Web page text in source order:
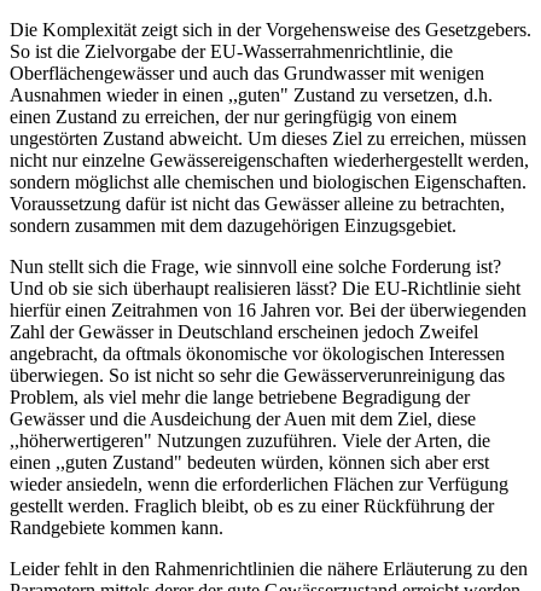
Die Komplexität zeigt sich in der Vorgehensweise des Gesetzgebers.
So ist die Zielvorgabe der EU-Wasserrahmenrichtlinie, die
Oberflächengewässer und auch das Grundwasser mit wenigen
Ausnahmen wieder in einen ,,guten" Zustand zu versetzen, d.h.
einen Zustand zu erreichen, der nur geringfügig von einem
ungestörten Zustand abweicht. Um dieses Ziel zu erreichen, müssen
nicht nur einzelne Gewässereigenschaften wiederhergestellt werden,
sondern möglichst alle chemischen und biologischen Eigenschaften.
Voraussetzung dafür ist nicht das Gewässer alleine zu betrachten,
sondern zusammen mit dem dazugehörigen Einzugsgebiet.
Nun stellt sich die Frage, wie sinnvoll eine solche Forderung ist?
Und ob sie sich überhaupt realisieren lässt? Die EU-Richtlinie sieht
hierfür einen Zeitrahmen von 16 Jahren vor. Bei der überwiegenden
Zahl der Gewässer in Deutschland erscheinen jedoch Zweifel
angebracht, da oftmals ökonomische vor ökologischen Interessen
überwiegen. So ist nicht so sehr die Gewässerverunreinigung das
Problem, als viel mehr die lange betriebene Begradigung der
Gewässer und die Ausdeichung der Auen mit dem Ziel, diese
,,höherwertigeren" Nutzungen zuzuführen. Viele der Arten, die
einen ,,guten Zustand" bedeuten würden, können sich aber erst
wieder ansiedeln, wenn die erforderlichen Flächen zur Verfügung
gestellt werden. Fraglich bleibt, ob es zu einer Rückführung der
Randgebiete kommen kann.
Leider fehlt in den Rahmenrichtlinien die nähere Erläuterung zu den